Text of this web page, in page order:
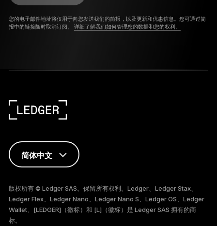
您的电子邮件地址将仅用于向您发送我们的简报，以及更新和优惠信息。您可通过简
报中的链接随时取消订阅。 详细了解我们如何管理您的数据和您的权利。
简体中文
FRANÇAIS
版权所有 © Ledger SAS。保留所有权利。Ledger、Ledger Stax、
Ledger Flex、Ledger Nano、Ledger Nano S、Ledger OS、Ledger
Wallet、[LEDGER]（徽标）和 [L]（徽标）是 Ledger SAS 拥有的商
标。